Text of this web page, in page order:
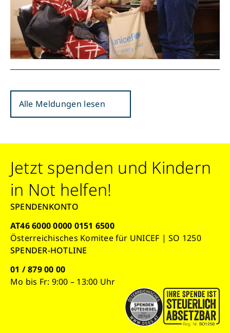
Alle Meldungen lesen
Jetzt spenden und Kindern
in Not helfen!
SPENDENKONTO
AT46 6000 0000 0151 6500
Österreichisches Komitee für UNICEF | SO 1250
SPENDER-HOTLINE
01 / 879 00 00
Mo bis Fr: 9:00 – 13:00 Uhr